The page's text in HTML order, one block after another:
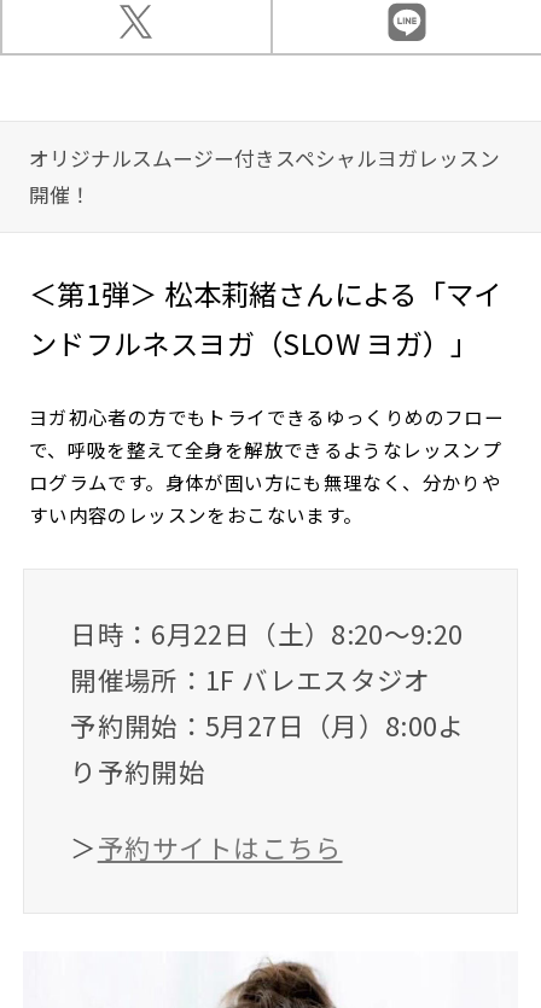
オリジナルスムージー付きスペシャルヨガレッスン
開催！
＜第1弾＞ 松本莉緒さんによる「マイ
ンドフルネスヨガ（SLOW ヨガ）」
ヨガ初心者の方でもトライできるゆっくりめのフロー
で、呼吸を整えて全身を解放できるようなレッスンプ
ログラムです。身体が固い方にも無理なく、分かりや
すい内容のレッスンをおこないます。
日時：6月22日（土）8:20～9:20
開催場所：1F バレエスタジオ
予約開始：5月27日（月）8:00よ
り予約開始
＞予約サイトはこちら